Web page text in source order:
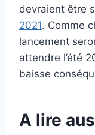
devraient être
2021. Comme
lancement
attendre l’été
baisse
A lire